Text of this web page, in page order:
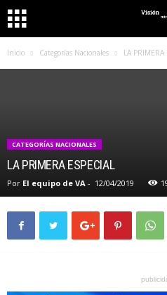
Inicio Categorías Nacionales LA PRIMERA
CATEGORÍAS NACIONALES
LA PRIMERA ESPECIAL
Por El equipo de VA - 12/04/2019